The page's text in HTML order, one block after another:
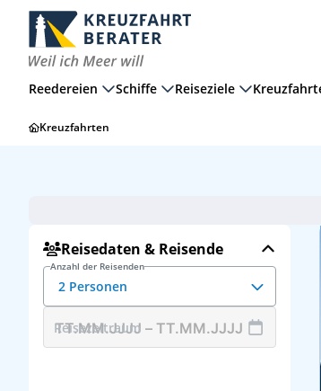
Reedereien Schiffe Reiseziele
Kreuzfahrten
Reisedaten & Reisende
Anzahl der Reisenden
2 Personen
Reisezeitraum